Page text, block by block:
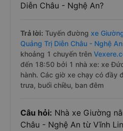
Diễn Châu - Nghệ An?
Trả lời: Tuyến đường xe
Quảng Trị Diễn Châu - Nghệ An
khoảng 1 chuyến trên
đến 18:50 bởi 1 nhà xe: xe
hành. Các giờ xe chạy có đầy
trưa, buổi chiều, ban đêm
Câu hỏi: Nhà xe Giường
Châu - Nghệ An từ Vĩnh